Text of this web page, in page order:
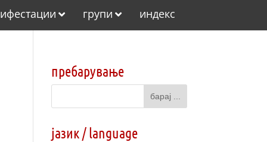
групи индекс
пребарување
јазик / language